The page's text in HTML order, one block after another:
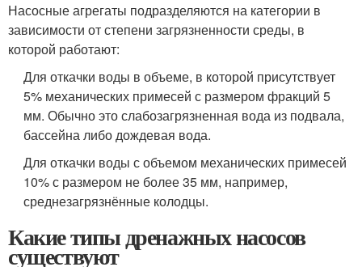
Насосные агрегаты подразделяются на категории в
зависимости от степени загрязненности среды, в
которой работают:
Для откачки воды в объеме, в которой присутствует
5% механических примесей с размером фракций 5
мм. Обычно это слабозагрязненная вода из подвала,
бассейна либо дождевая вода.
Для откачки воды с объемом механических примесей
10% с размером не более 35 мм, например,
среднезагрязнённые колодцы.
Какие типы дренажных насосов
существуют